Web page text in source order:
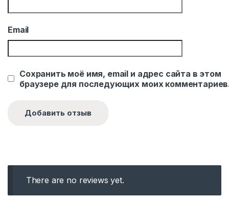
Email
Сохранить моё имя, email и адрес сайта в этом
браузере для последующих моих
There are no reviews yet.